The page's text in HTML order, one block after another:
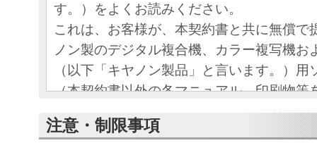
す。）をよくお読みください。
これは、お客様が、本契約書と共に無償で
ノン製のデジタル複合機、カラー複写機お
（以下「キヤノン製品」と言います。）用
（本契約書以外の各マニュアル、印刷物等
以下「本ソフトウェア」と言います。）を
めの、お客様とキヤノン株式会社（以下キ
注意・制限事項